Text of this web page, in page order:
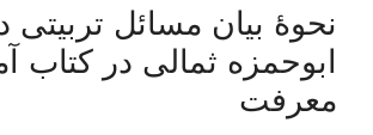
نحوۀ بیان مسائل تربیتی
ابوحمزه ثمالی در کتاب
معرفت